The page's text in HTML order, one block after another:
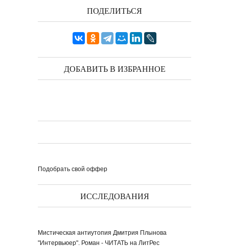
ПОДЕЛИТЬСЯ
ДОБАВИТЬ В ИЗБРАННОЕ
Подобрать свой оффер
ИССЛЕДОВАНИЯ
Мистическая антиутопия Дмитрия Плынова
"Интервьюер". Роман - ЧИТАТЬ на ЛитРес